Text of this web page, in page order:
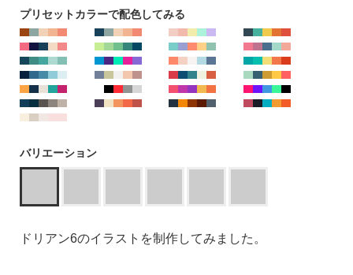
プリセットカラーで配色してみる
バリエーション
ドリアン6のイラストを制作してみました。